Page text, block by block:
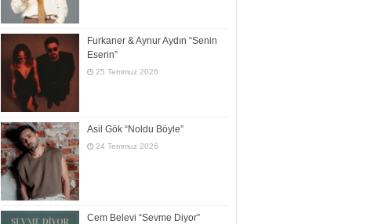
Furkaner & Aynur Aydın “Senin
Eserin”
25 Temmuz 2026
Asil Gök “Noldu Böyle”
24 Temmuz 2026
Cem Belevi “Sevme Diyor”